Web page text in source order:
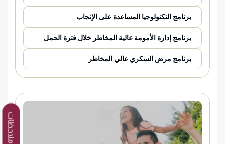
برنامج التكنولوجيا المساعدة على الإنجاب
برنامج إدارة الأمومة عالية المخاطر خلال فترة الحمل
برنامج مرض السكري عالي المخاطر
ملاحظات